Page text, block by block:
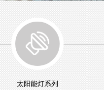
太阳能灯系列